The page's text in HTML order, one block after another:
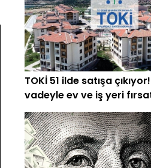
TOKİ 51 ilde satışa
vadeyle ev ve iş yeri